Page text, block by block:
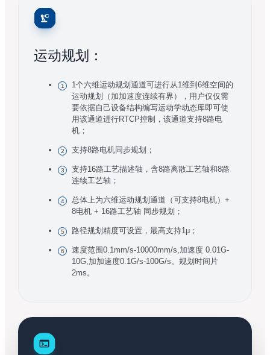
运动规划：
1个六维运动规划通道可进行从1维到6维空间的
运动规划（加加速度连续有界），用户仅仅需
要依据自己设备结构编写运动学动态库即可使
用该通道进行RTCP控制，该通道支持8路电
机；
支持8路电机同步规划；
支持16路工艺描述轴，含8路离散工艺轴和8路
连续工艺轴；
总体上为六维运动规划通道（可支持8电机）+
8电机 + 16路工艺轴 同步规划；
路径规划精度可设置，最高支持1μ；
速度范围0.1mm/s-10000mm/s,加速度 0.01G-
10G,加加速度0.1G/s-100G/s。规划时间片
2ms。